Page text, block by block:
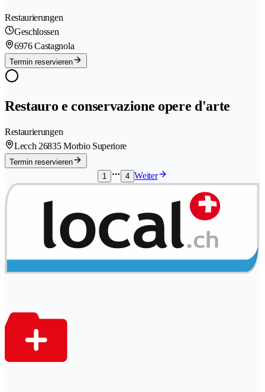
Restaurierungen
Geschlossen
6976 Castagnola
Termin reservieren
Restauro e conservazione opere d'arte
Restaurierungen
Lecch 26835 Morbio Superiore
Termin reservieren
1
4 Weiter